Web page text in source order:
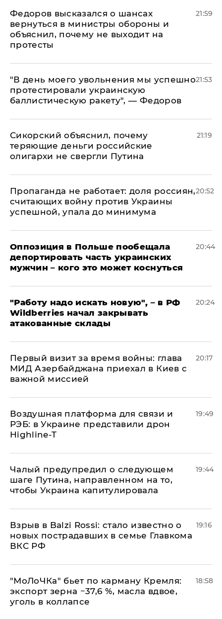
Федоров высказался о шансах
вернуться в министры обороны и
объяснил, почему не выходит на
протесты
21:59
​"В день моего увольнения мы успешно
протестировали украинскую
баллистическую ракету", — Федоров
21:53
Сикорский объяснил, почему
теряющие деньги российские
олигархи не свергли Путина
21:19
​Пропаганда не работает: доля россиян,
считающих войну против Украины
успешной, упала до минимума
20:52
Оппозиция в Польше пообещала
депортировать часть украинских
мужчин – кого это может коснуться
20:44
"Работу надо искать новую", – в РФ
Wildberries начал закрывать
атакованные склады
20:24
Первый визит за время войны: глава
МИД Азербайджана приехал в Киев с
важной миссией
20:17
Воздушная платформа для связи и
РЭБ: в Украине представили дрон
Highline-T
19:49
Чалый предупредил о следующем
шаге Путина, направленном на то,
чтобы Украина капитулировала
19:44
Взрыв в Balzi Rossi: стало известно о
новых пострадавших в семье Главкома
ВКС РФ
19:16
​"МоЛоЧКа" бьет по карману Кремля:
экспорт зерна −37,6 %, масла вдвое,
уголь в коллапсе
18:58